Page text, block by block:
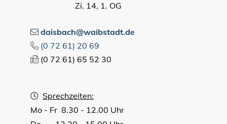
Zi. 14, 1. OG
daisbach@waibstadt.de
(0 72 61) 20 69
(0 72 61) 65 52 30
Sprechzeiten:
Mo - Fr 8.30 - 12.00 Uhr